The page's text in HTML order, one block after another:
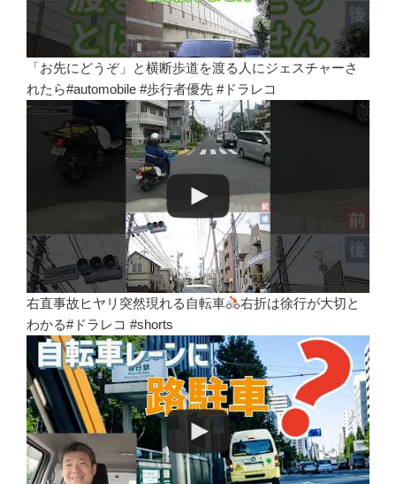
「お先にどうぞ」と横断歩道を渡る人にジェスチャーさ
れたら#automobile #歩行者優先 #ドラレコ
右直事故ヒヤリ突然現れる自転車
右折は徐行が大切と
わかる#ドラレコ #shorts